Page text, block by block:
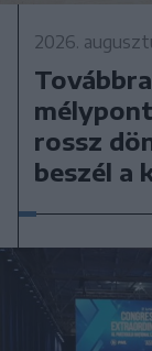
2026.
rossz
beszél a